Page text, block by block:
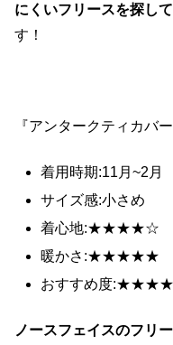
にくいフリースを探し
す！
『アンタークティカバ
着用時期:11月~2月
サイズ感:小さめ
着心地:★★★★☆
暖かさ:★★★★★
おすすめ度
ノースフェイスのフリ